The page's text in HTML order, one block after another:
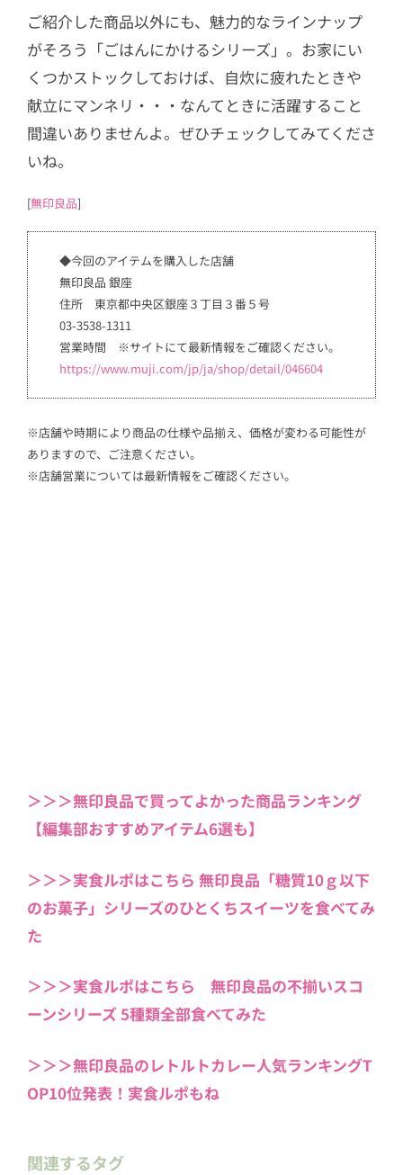
ご紹介した商品以外にも、魅力的なラインナップ
がそろう「ごはんにかけるシリーズ」。お家にい
くつかストックしておけば、自炊に疲れたときや
献立にマンネリ・・・なんてときに活躍すること
間違いありませんよ。ぜひチェックしてみてくださ
いね。
[無印良品]
◆今回のアイテムを購入した店舗
無印良品 銀座
住所 東京都中央区銀座３丁目３番５号
03-3538-1311
営業時間 ※サイトにて最新情報をご確認ください。
https://www.muji.com/jp/ja/shop/detail/046604
※店舗や時期により商品の仕様や品揃え、価格が変わる可能性が
ありますので、ご注意ください。
※店舗営業については最新情報をご確認ください。
＞＞＞無印良品で買ってよかった商品ランキング
【編集部おすすめアイテム6選も】
＞＞＞実食ルポはこちら 無印良品「糖質10ｇ以下
のお菓子」シリーズのひとくちスイーツを食べてみ
た
＞＞＞実食ルポはこちら 無印良品の不揃いスコ
ーンシリーズ 5種類全部食べてみた
＞＞＞無印良品のレトルトカレー人気ランキングT
OP10位発表！実食ルポもね
関連するタグ